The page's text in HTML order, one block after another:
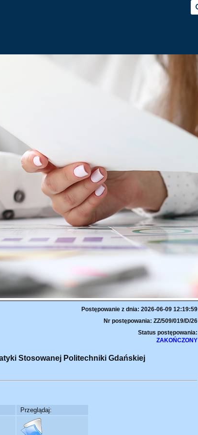
Postępowanie z dnia: 2026-06-09 12:19:59
Nr postępowania: ZZ/509/019/D/26
Status postępowania:
ZAKOŃCZONY
Stosowanej Politechniki Gdańskiej
Przeglądaj: